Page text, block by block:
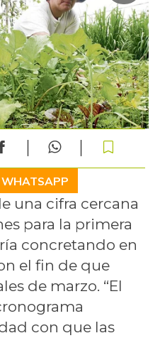
WHATSAPP
una cifra cercana
para la primera
concretando en
el fin de que
de marzo. “El
con que las